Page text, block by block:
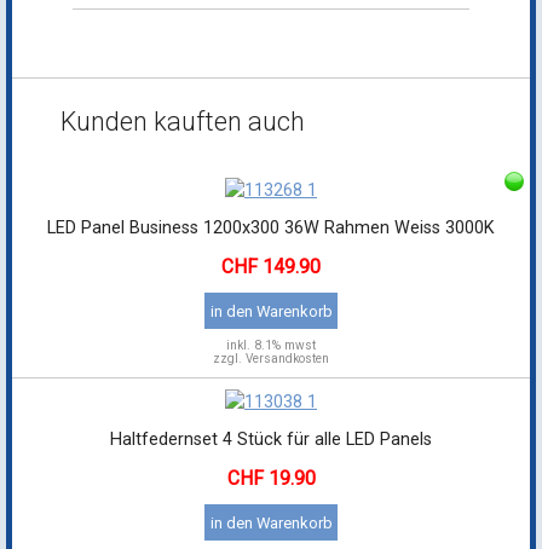
Kunden kauften auch
LED Panel Business 1200x300 36W Rahmen Weiss 3000K
149.90
in den Warenkorb
inkl. 8.1% mwst
zzgl. Versandkosten
Haltfedernset 4 Stück für alle LED Panels
19.90
in den Warenkorb